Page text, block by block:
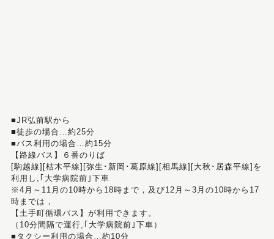
■JR弘前駅から
■徒歩の場合…約25分
■バス利用の場合…約15分
【路線バス】６番のりば
[駒越線][枯木平線][弥生･新岡･葛原線][相馬線][大秋･居森平線]を
利用し,｢大学病院前｣下車
※4月～11月の10時から18時まで，及び12月～3月の10時から17
時までは，
【土手町循環バス】が利用できます。
（10分間隔で運行,｢大学病院前｣下車）
■タクシー利用の場合…約10分